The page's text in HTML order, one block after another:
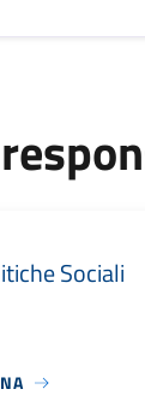
Sociali